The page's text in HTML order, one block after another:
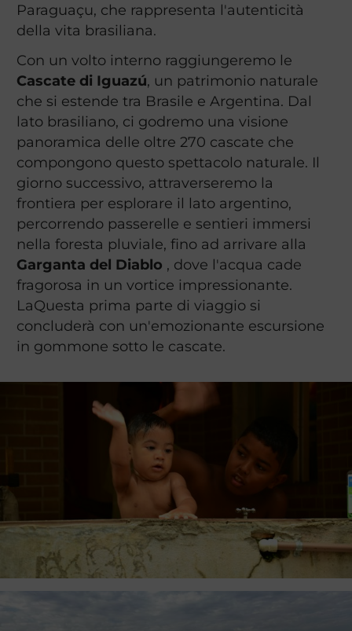
Paraguaçu, che rappresenta l'autenticità
della vita brasiliana.
Con un volto interno raggiungeremo le
Cascate di Iguazú, un patrimonio naturale
che si estende tra Brasile e Argentina. Dal
lato brasiliano, ci godremo una visione
panoramica delle oltre 270 cascate che
compongono questo spettacolo naturale. Il
giorno successivo, attraverseremo la
frontiera per esplorare il lato argentino,
percorrendo passerelle e sentieri immersi
nella foresta pluviale, fino ad arrivare alla
Garganta del Diablo , dove l'acqua cade
fragorosa in un vortice impressionante.
LaQuesta prima parte di viaggio si
concluderà con un'emozionante escursione
in gommone sotto le cascate.